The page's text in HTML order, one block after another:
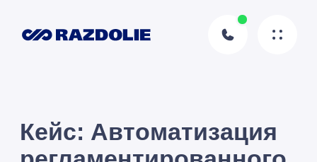
учета в ООО «Астарта-
Престиж»